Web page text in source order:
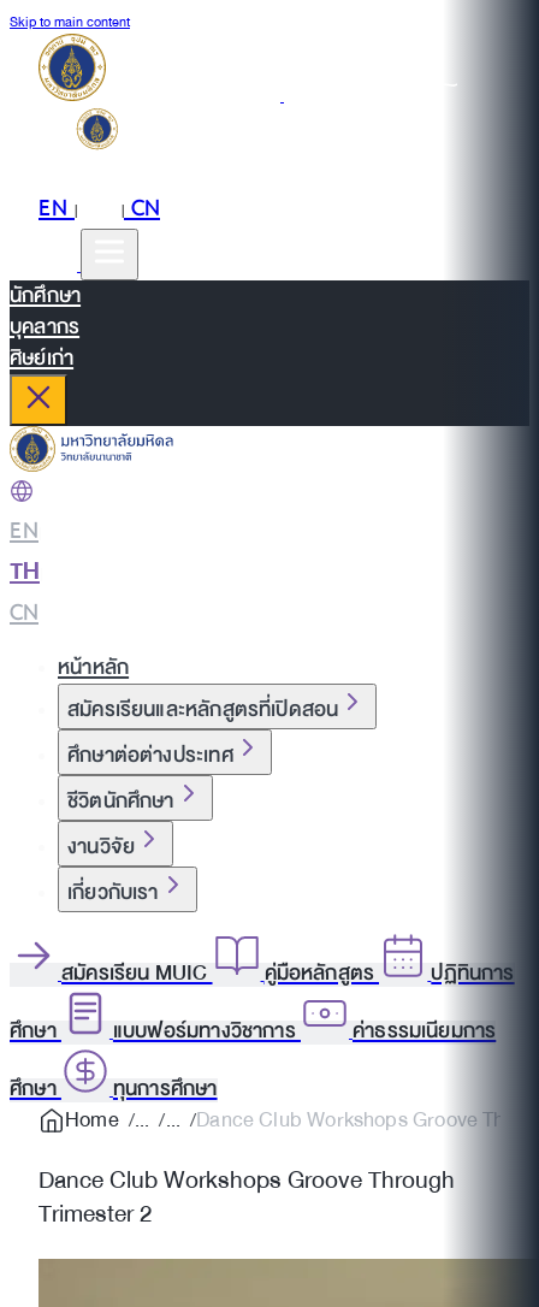
Skip to main content
EN| |CN
นักศึกษา
บุคลากร
ศิษย์เก่า
EN
TH
CN
หน้าหลัก
สมัครเรียนและหลักสูตรที่เปิดสอน
ศึกษาต่อต่างประเทศ
ชีวิตนักศึกษา
งานวิจัย
เกี่ยวกับเรา
สมัครเรียน MUIC คู่มือหลักสูตร
ปฏิทินการ
ศึกษา
แบบฟอร์มทางวิชาการ
ค่าธรรมเนียมการ
ศึกษา
ทุนการศึกษา
Home
Dance Club Workshops Groove
Dance Club Workshops Groove Through
Trimester 2